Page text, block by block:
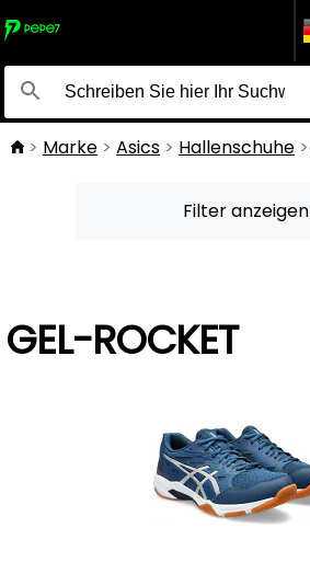
Marke Asics Hallenschuhe
Filter anzeigen
GEL-ROCKET